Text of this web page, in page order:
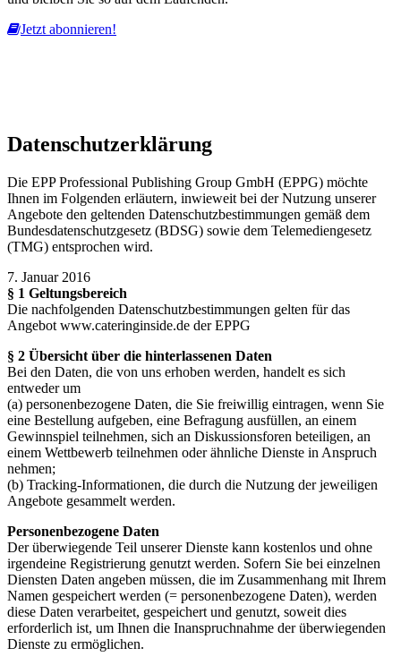
Jetzt abonnieren!
Datenschutzerklärung
Die EPP Professional Publishing Group GmbH (EPPG) möchte
Ihnen im Folgenden erläutern, inwieweit bei der Nutzung unserer
Angebote den geltenden Datenschutzbestimmungen gemäß dem
Bundesdatenschutzgesetz (BDSG) sowie dem Telemediengesetz
(TMG) entsprochen wird.
7. Januar 2016
§ 1 Geltungsbereich
Die nachfolgenden Datenschutzbestimmungen gelten für das
Angebot www.cateringinside.de der EPPG
§ 2 Übersicht über die hinterlassenen Daten
Bei den Daten, die von uns erhoben werden, handelt es sich
entweder um
(a) personenbezogene Daten, die Sie freiwillig eintragen, wenn Sie
eine Bestellung aufgeben, eine Befragung ausfüllen, an einem
Gewinnspiel teilnehmen, sich an Diskussionsforen beteiligen, an
einem Wettbewerb teilnehmen oder ähnliche Dienste in Anspruch
nehmen;
(b) Tracking-Informationen, die durch die Nutzung der jeweiligen
Angebote gesammelt werden.
Personenbezogene Daten
Der überwiegende Teil unserer Dienste kann kostenlos und ohne
irgendeine Registrierung genutzt werden. Sofern Sie bei einzelnen
Diensten Daten angeben müssen, die im Zusammenhang mit Ihrem
Namen gespeichert werden (= personenbezogene Daten), werden
diese Daten verarbeitet, gespeichert und genutzt, soweit dies
erforderlich ist, um Ihnen die Inanspruchnahme der überwiegenden
Dienste zu ermöglichen.